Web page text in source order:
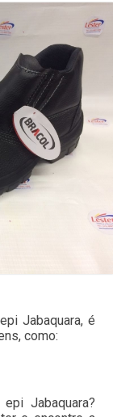
Jabaquara, é
como:
Jabaquara?